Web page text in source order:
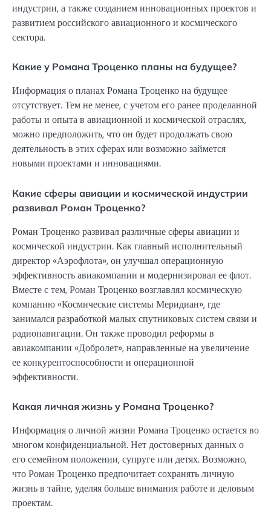
индустрии, а также созданием инновационных проектов и
развитием российского авиационного и космического
сектора.
Какие у Романа Троценко планы на будущее?
Информация о планах Романа Троценко на будущее
отсутствует. Тем не менее, с учетом его ранее проделанной
работы и опыта в авиационной и космической отраслях,
можно предположить, что он будет продолжать свою
деятельность в этих сферах или возможно займется
новыми проектами и инновациями.
Какие сферы авиации и космической индустрии
развивал Роман Троценко?
Роман Троценко развивал различные сферы авиации и
космической индустрии. Как главный исполнительный
директор «Аэрофлота», он улучшал операционную
эффективность авиакомпании и модернизировал ее флот.
Вместе с тем, Роман Троценко возглавлял космическую
компанию «Космические системы Меридиан», где
занимался разработкой малых спутниковых систем связи и
радионавигации. Он также проводил реформы в
авиакомпании «Добролет», направленные на увеличение
ее конкурентоспособности и операционной
эффективности.
Какая личная жизнь у Романа Троценко?
Информация о личной жизни Романа Троценко остается во
многом конфиденциальной. Нет достоверных данных о
его семейном положении, супруге или детях. Возможно,
что Роман Троценко предпочитает сохранять личную
жизнь в тайне, уделяя больше внимания работе и деловым
проектам.